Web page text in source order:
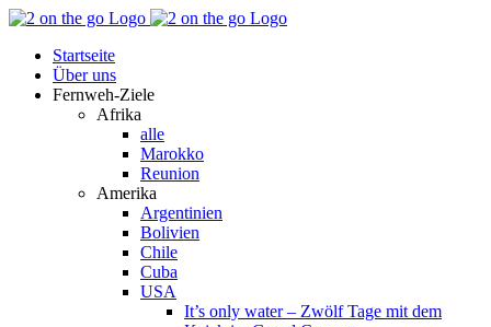
Zum
springen
Facebook
YouTube
Instagram
Pinterest
Rss
Startseite
Über uns
Fernweh-Ziele
Afrika
alle
Marokko
Reunion
Amerika
Argentinien
Bolivien
Chile
Cuba
USA
It’s only water – Zwölf Tage mit dem